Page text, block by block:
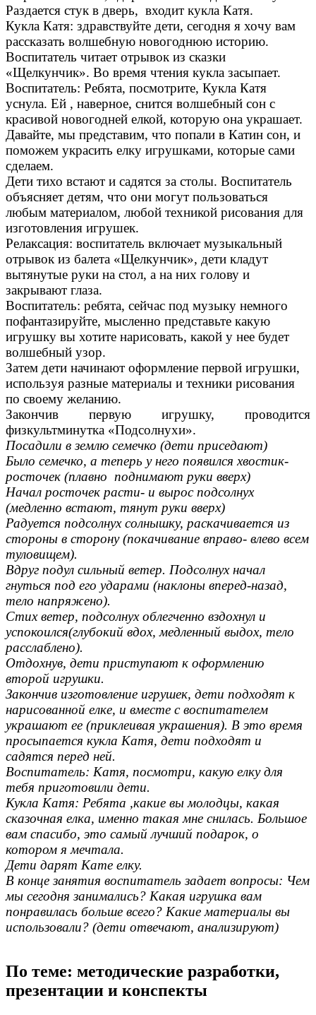
Раздается стук в дверь, входит кукла Катя.
Кукла Катя: здравствуйте дети, сегодня я хочу вам
рассказать волшебную новогоднюю историю.
Воспитатель читает отрывок из сказки
«Щелкунчик». Во время чтения кукла засыпает.
Воспитатель: Ребята, посмотрите, Кукла Катя
уснула. Ей , наверное, снится волшебный сон с
красивой новогодней елкой, которую она украшает.
Давайте, мы представим, что попали в Катин сон, и
поможем украсить елку игрушками, которые сами
сделаем.
Дети тихо встают и садятся за столы. Воспитатель
объясняет детям, что они могут пользоваться
любым материалом, любой техникой рисования для
изготовления игрушек.
Релаксация: воспитатель включает музыкальный
отрывок из балета «Щелкунчик», дети кладут
вытянутые руки на стол, а на них голову и
закрывают глаза.
Воспитатель: ребята, сейчас под музыку немного
пофантазируйте, мысленно представьте какую
игрушку вы хотите нарисовать, какой у нее будет
волшебный узор.
Затем дети начинают оформление первой игрушки,
используя разные материалы и техники рисования
по своему желанию.
Закончив первую игрушку, проводится
физкультминутка «Подсолнухи».
Посадили в землю семечко (дети приседают)
Было семечко, а теперь у него появился хвостик-
росточек (плавно поднимают руки вверх)
Начал росточек расти- и вырос подсолнух
(медленно встают, тянут руки вверх)
Радуется подсолнух солнышку, раскачивается из
стороны в сторону (покачивание вправо- влево всем
туловищем).
Вдруг подул сильный ветер. Подсолнух начал
гнуться под его ударами (наклоны вперед-назад,
тело напряжено).
Стих ветер, подсолнух облегченно вздохнул и
успокоился(глубокий вдох, медленный выдох, тело
расслаблено).
Отдохнув, дети приступают к оформлению
второй игрушки.
Закончив изготовление игрушек, дети подходят к
нарисованной елке, и вместе с воспитателем
украшают ее (приклеивая украшения). В это время
просыпается кукла Катя, дети подходят и
садятся перед ней.
Воспитатель: Катя, посмотри, какую елку для
тебя приготовили дети.
Кукла Катя: Ребята ,какие вы молодцы, какая
сказочная елка, именно такая мне снилась. Большое
вам спасибо, это самый лучший подарок, о
котором я мечтала.
Дети дарят Кате елку.
В конце занятия воспитатель задает вопросы: Чем
мы сегодня занимались? Какая игрушка вам
понравилась больше всего? Какие материалы вы
использовали? (дети отвечают, анализируют)
По теме: методические разработки,
презентации и конспекты